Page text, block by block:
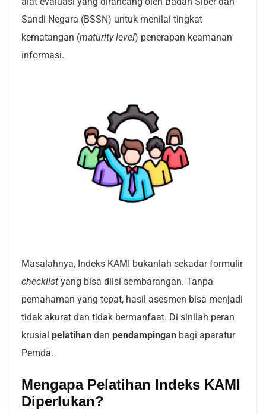
Sandi Negara (BSSN) untuk menilai tingkat
kematangan (maturity level) penerapan keamanan
informasi.
Masalahnya, Indeks KAMI bukanlah sekadar formulir
checklist yang bisa diisi sembarangan. Tanpa
pemahaman yang tepat, hasil asesmen bisa menjadi
tidak akurat dan tidak bermanfaat. Di sinilah peran
krusial pelatihan dan pendampingan bagi aparatur
Pemda.
Mengapa Pelatihan Indeks KAMI
Diperlukan?